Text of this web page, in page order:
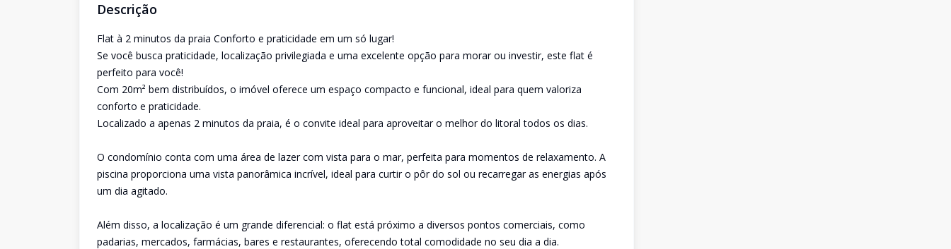
Descrição
Flat à 2 minutos da praia Conforto e praticidade em um só lugar!
Se você busca praticidade, localização privilegiada e uma excelente opção para morar ou investir, este flat é
perfeito para você!
Com 20m² bem distribuídos, o imóvel oferece um espaço compacto e funcional, ideal para quem valoriza
conforto e praticidade.
Localizado a apenas 2 minutos da praia, é o convite ideal para aproveitar o melhor do litoral todos os dias.
O condomínio conta com uma área de lazer com vista para o mar, perfeita para momentos de relaxamento. A
piscina proporciona uma vista panorâmica incrível, ideal para curtir o pôr do sol ou recarregar as energias após
um dia agitado.
Além disso, a localização é um grande diferencial: o flat está próximo a diversos pontos comerciais, como
padarias, mercados, farmácias, bares e restaurantes, oferecendo total comodidade no seu dia a dia.